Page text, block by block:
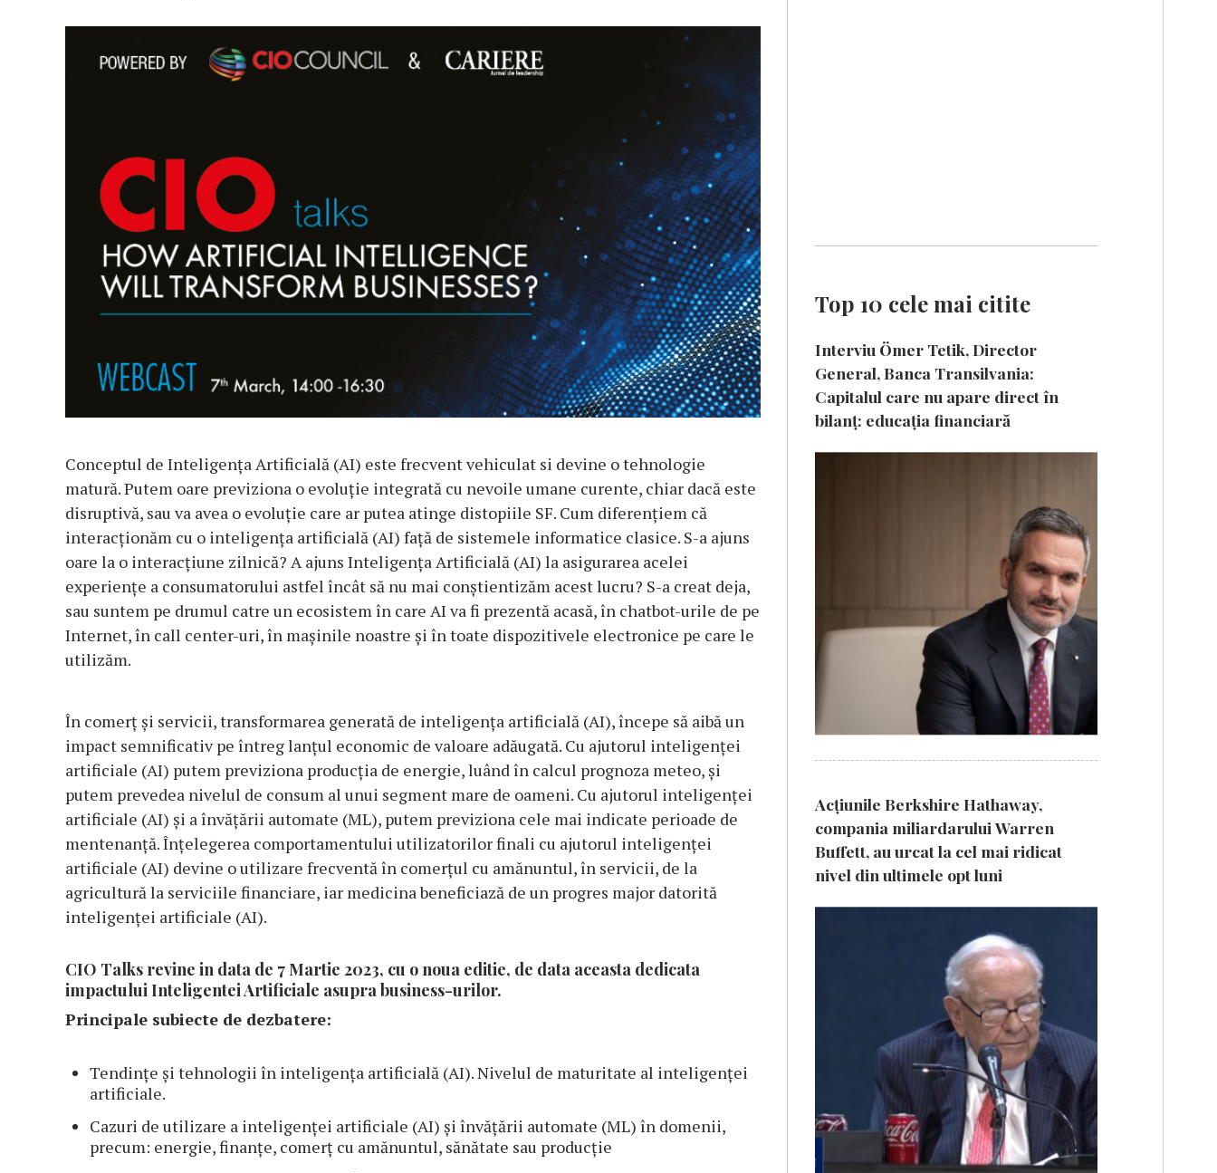
Conceptul de Inteligența Artificială (AI) este frecvent vehiculat si devine o tehnologie
matură. Putem oare previziona o evoluție integrată cu nevoile umane curente, chiar dacă este
disruptivă, sau va avea o evoluție care ar putea atinge distopiile SF. Cum diferențiem că
interacționăm cu o inteligența artificială (AI) față de sistemele informatice clasice. S-a ajuns
oare la o interacțiune zilnică? A ajuns Inteligența Artificială (AI) la asigurarea acelei
experiențe a consumatorului astfel încât să nu mai conștientizăm acest lucru? S-a creat deja,
sau suntem pe drumul catre un ecosistem în care AI va fi prezentă acasă, în chatbot-urile de pe
Internet, în call center-uri, în mașinile noastre și în toate dispozitivele electronice pe care le
utilizăm.
În comerț și servicii, transformarea generată de inteligența artificială (AI), începe să aibă un
impact semnificativ pe întreg lanțul economic de valoare adăugată. Cu ajutorul inteligenței
artificiale (AI) putem previziona producția de energie, luând în calcul prognoza meteo, și
putem prevedea nivelul de consum al unui segment mare de oameni. Cu ajutorul inteligenței
artificiale (AI) și a învățării automate (ML), putem previziona cele mai indicate perioade de
mentenanță. Înțelegerea comportamentului utilizatorilor finali cu ajutorul inteligenței
artificiale (AI) devine o utilizare frecventă în comerțul cu amănuntul, în servicii, de la
agricultură la serviciile financiare, iar medicina beneficiază de un progres major datorită
inteligenței artificiale (AI).
CIO Talks revine in data de 7 Martie 2023, cu o noua editie, de data aceasta dedicata
impactului Inteligentei Artificiale asupra business-urilor.
Principale subiecte de dezbatere:
Tendințe și tehnologii în inteligența artificială (AI). Nivelul de maturitate al inteligenței
artificiale.
Cazuri de utilizare a inteligenței artificiale (AI) și învățării automate (ML) în domenii,
precum: energie, finanțe, comerț cu amănuntul, sănătate sau producție
Top 10 cele mai citite
Interviu Ömer Tetik, Director
General, Banca Transilvania:
Capitalul care nu apare direct în
bilanț: educația financiară
Acțiunile Berkshire Hathaway,
compania miliardarului Warren
Buffett, au urcat la cel mai ridicat
nivel din ultimele opt luni